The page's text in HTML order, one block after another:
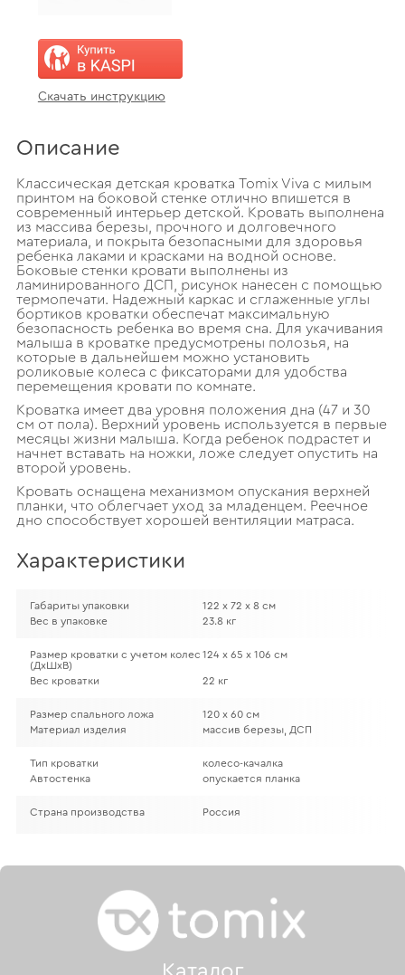
Скачать инструкцию
Описание
Классическая детская кроватка Tomix Viva с милым
принтом на боковой стенке отлично впишется в
современный интерьер детской. Кровать выполнена
из массива березы, прочного и долговечного
материала, и покрыта безопасными для здоровья
ребенка лаками и красками на водной основе.
Боковые стенки кровати выполнены из
ламинированного ДСП, рисунок нанесен с помощью
термопечати. Надежный каркас и сглаженные углы
бортиков кроватки обеспечат максимальную
безопасность ребенка во время сна. Для укачивания
малыша в кроватке предусмотрены полозья, на
которые в дальнейшем можно установить
роликовые колеса с фиксаторами для удобства
перемещения кровати по комнате.
Кроватка имеет два уровня положения дна (47 и 30
см от пола). Верхний уровень используется в первые
месяцы жизни малыша. Когда ребенок подрастет и
начнет вставать на ножки, ложе следует опустить на
второй уровень.
Кровать оснащена механизмом опускания верхней
планки, что облегчает уход за младенцем. Реечное
дно способствует хорошей вентиляции матраса.
Характеристики
Габариты упаковки
122 х 72 х 8 см
Вес в упаковке
23.8 кг
Размер кроватки с учетом колес
(ДхШхВ)
124 х 65 х 106 см
Вес кроватки 22 кг
Размер спального ложа
120 х 60 см
Материал изделия
массив березы, ДСП
Тип кроватки
колесо-качалка
Автостенка
опускается планка
Страна производства Россия